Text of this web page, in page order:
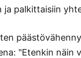
palkittaisiin
"Etenkin näin